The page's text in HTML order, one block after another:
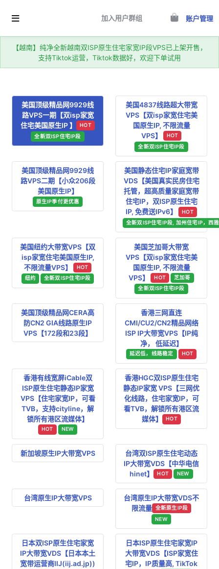
【越南】纯净全新越南双ISP原生住宅家宽IP段VPS已上架开售，
支持Tiktok运营，Tiktok数据好，欢迎下单试用
加入用户群组 账户管理
美国顶级精品网9929线
路VPS一期【双isp家宽
住宅美国原生IP 】
HOT
全新双ISP住宅IP段
美国4837线路超大带宽
VPS【双isp家宽住宅美
国原生IP, 不限流量
VPS】
HOT
全新双ISP住宅IP段
美国顶级精品网9929线
路VPS二期【小众206段
美国原生IP】
原生IP季付更优惠
美国静态住宅IP家庭宽带
VDS【美国真实民房住宅
托管，超高质量家庭宽带
住宅IP，双ISP原生住宅
IP, 免费送IPv6】 HOT
全新双ISP住宅IP段, 加州住宅IP，西
美国纽约大带宽VPS【双
isp家宽住宅美国原生IP,
不限流量VPS】
HOT
纽约
全新双ISP住宅IP段
美国芝加哥大带宽
VPS【双isp家宽住宅美
国原生IP, 不限流量
VPS】 HOT
芝加哥
全新双ISP住宅IP段
美国顶级精品网CERA高
防CN2 GIA线路原生IP
VPS【172段和23段】
香港三网直连
CMI/CU2/CN2精品网络
ISP IP大带宽VPS【IP纯
净， 低延迟】
延迟低，线路稳定 HOT
香港有线宽屏iCable双
ISP原生住宅静态IP家宽
VPS【住宅家宽IP，可看
TVB，支持cityline，解
锁所有港区流媒体】
HOT NEW
香港HGC双ISP原生住宅
静态IP家宽 VPS【三网优
化线路，住宅家宽IP，可
看TVB，解锁所有港区流
媒体】
HOT
新加坡原生IP大带宽VPS
台湾双ISP原生住宅动态
IP大带宽VDS【中华电信
hinet】 HOT NEW
台湾原生IP大带宽VPS
台湾原生IP大带宽VDS不
限流量 全新原生IP段
NEW
日本双ISP原生住宅家宽
IP大带宽VDS【日本本土
宽带运营商IIJ(iij.ad.jp))
日本ISP原生住宅家宽IP
大带宽VDS【ISP家宽住
宅IP，IP质量高, TikTok